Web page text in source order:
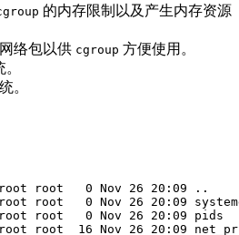
的内存限制以及产生内存资源
络包以供 cgroup 方便使用。
。
root   0 Nov 26 20:09 ..
root   0 Nov 26 20:09
root   0 Nov 26 20:09 pids
root  16 Nov 26 20:09